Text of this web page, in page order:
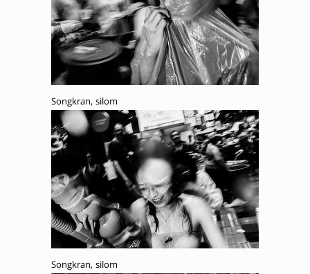
Songkran, silom
Songkran, silom